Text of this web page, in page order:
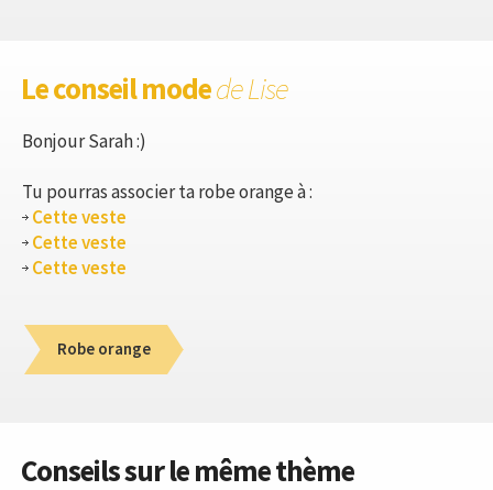
Le conseil modede Lise
Bonjour Sarah :)
Tu pourras associer ta robe orange à :
Cette veste
Cette veste
Cette veste
Robe orange
Conseils sur le même thème